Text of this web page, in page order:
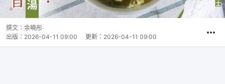
撰文： 余曉彤
出版： 2026-04-11 09:00 更新： 2026-04-11 09:00